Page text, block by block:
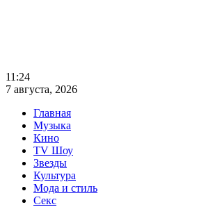
11:24
7 августа, 2026
Главная
Музыка
Кино
TV Шоу
Звезды
Культура
Мода и стиль
Секс